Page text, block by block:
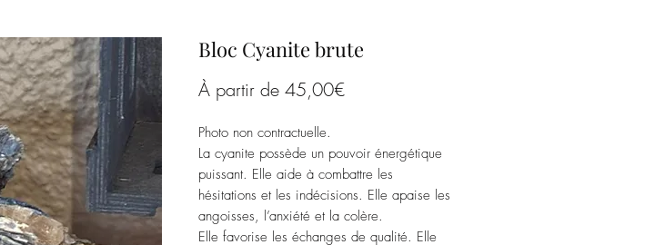
Bloc Cyanite brute
À partir de 45,00€Prix
Photo non contractuelle.
La cyanite possède un pouvoir énergétique
puissant. Elle aide à combattre les
hésitations et les indécisions. Elle apaise les
angoisses, l’anxiété et la colère.
Elle favorise les échanges de qualité. Elle